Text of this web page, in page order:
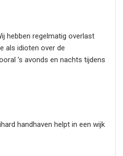
hebben regelmatig overlast
als idioten over de
’s avonds en nachts tijdens
handhaven helpt in een wijk